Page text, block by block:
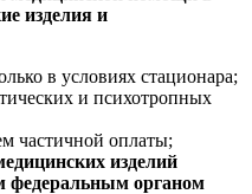
изделия и
в условиях стационара;
и психотропных
частичной оплаты;
изделий
федеральным органом